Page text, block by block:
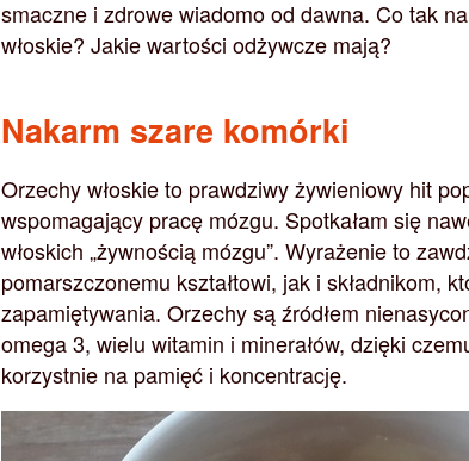
smaczne i zdrowe wiadomo od dawna. Co tak
włoskie? Jakie wartości odżywcze mają?
Nakarm szare komórki
Orzechy włoskie to prawdziwy żywieniowy hit
wspomagający pracę mózgu. Spotkałam się
włoskich „żywnością mózgu”. Wyrażenie to
pomarszczonemu kształtowi, jak i składnikom,
zapamiętywania. Orzechy są źródłem
omega 3, wielu witamin i minerałów, dzięki
korzystnie na pamięć i koncentrację.